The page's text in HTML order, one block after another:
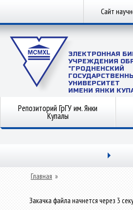
Сайт
ЭЛЕКТРОННАЯ
УЧРЕЖДЕНИЯ
"ГРОДНЕНСКИЙ
УНИВЕРСИТЕТ
ИМЕНИ ЯНКИ
Репозиторий ГрГУ им. Янки
Купалы
Главная »
Закачка файла начнется через 3